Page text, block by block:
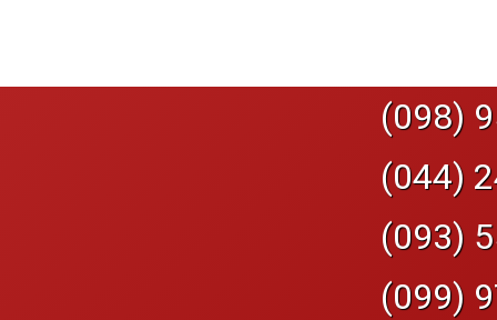
(098)
(044)
(093)
(099)